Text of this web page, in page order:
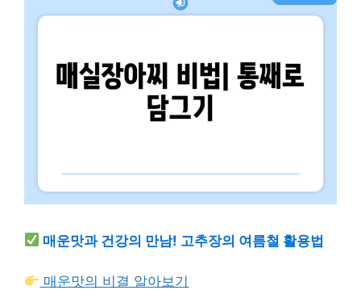
매운맛과 건강의 만남! 고추장의 여름철 활용법
매운맛의 비결 알아보기